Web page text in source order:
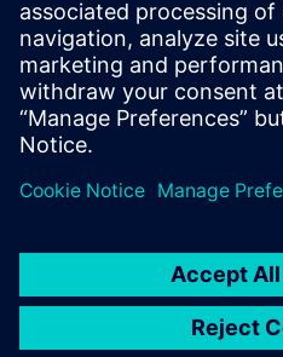
Smart Hub rješenje za
oblaka